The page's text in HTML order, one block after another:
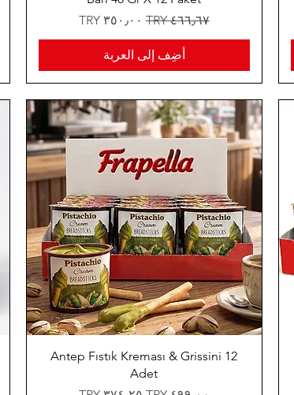
سعر عادي‏٤٦٦٫٦٧ TRY سعر البيع
أضِف إلى العربة
Antep Fıstık Kreması & Grissini 12
Adet